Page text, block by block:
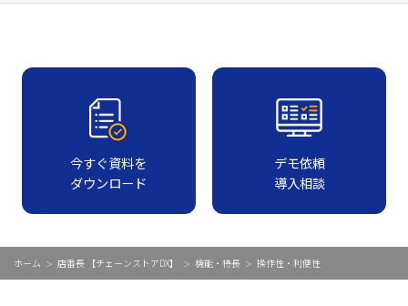
今すぐ資料を
ダウンロード
デモ依頼
導入相談
ホーム 店番長 【チェーンストアDX】 機能・特長 操作性・利便性